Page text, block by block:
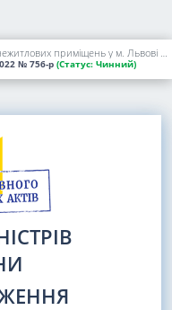
Про погодження передачі нежитлових приміщень у м. Львові в державну власність
№ 756-р (Статус: Чинний)